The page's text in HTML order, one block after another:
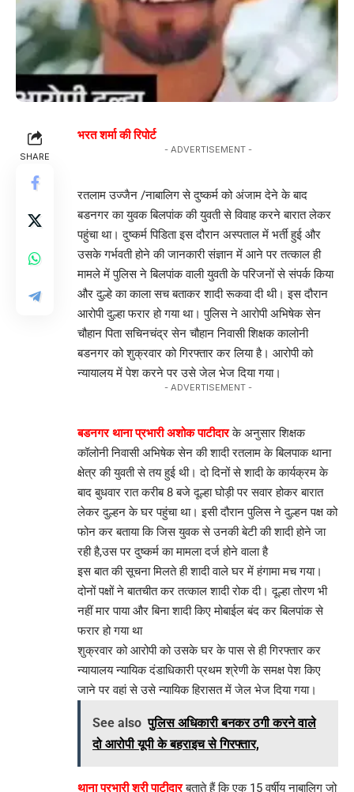
SHARE
भरत शर्मा की रिपोर्ट
- ADVERTISEMENT -
रतलाम उज्जैन /नाबालिग से दुष्कर्म को अंजाम देने के बाद
बडनगर का युवक बिलपांक की युवती से विवाह करने बारात लेकर
पहुंचा था। दुष्कर्म पिडिता इस दौरान अस्पताल में भर्ती हुई और
उसके गर्भवती होने की जानकारी संज्ञान में आने पर तत्काल ही
मामले में पुलिस ने बिलपांक वाली युवती के परिजनों से संपर्क किया
और दुल्हे का काला सच बताकर शादी रूकवा दी थी। इस दौरान
आरोपी दुल्हा फरार हो गया था। पुलिस ने आरोपी अभिषेक सेन
चौहान पिता सचिनचंद्र सेन चौहान निवासी शिक्षक कालोनी
बडनगर को शुक्रवार को गिरफ्तार कर लिया है। आरोपी को
न्यायालय में पेश करने पर उसे जेल भेज दिया गया।
- ADVERTISEMENT -
बडनगर थाना प्रभारी अशोक पाटीदारके अनुसार शिक्षक
कॉलोनी निवासी अभिषेक सेन की शादी रतलाम के बिलपाक थाना
क्षेत्र की युवती से तय हुई थी। दो दिनों से शादी के कार्यक्रम के
बाद बुधवार रात करीब 8 बजे दूल्हा घोड़ी पर सवार होकर बारात
लेकर दुल्हन के घर पहुंचा था। इसी दौरान पुलिस ने दुल्हन पक्ष को
फोन कर बताया कि जिस युवक से उनकी बेटी की शादी होने जा
रही है,उस पर दुष्कर्म का मामला दर्ज होने वाला है
इस बात की सूचना मिलते ही शादी वाले घर में हंगामा मच गया।
दोनों पक्षों ने बातचीत कर तत्काल शादी रोक दी। दूल्हा तोरण भी
नहीं मार पाया और बिना शादी किए मोबाईल बंद कर बिलपांक से
फरार हो गया था
शुक्रवार को आरोपी को उसके घर के पास से ही गिरफ्तार कर
न्यायालय न्यायिक दंडाधिकारी प्रथम श्रेणी के समक्ष पेश किए
जाने पर वहां से उसे न्यायिक हिरासत में जेल भेज दिया गया।
See also पुलिस अधिकारी बनकर ठगी करने वाले
दो आरोपी यूपी के बहराइच से गिरफ्तार,
थाना प्रभारी श्री पाटीदारबताते हैं कि एक 15 वर्षीय नाबालिग जो